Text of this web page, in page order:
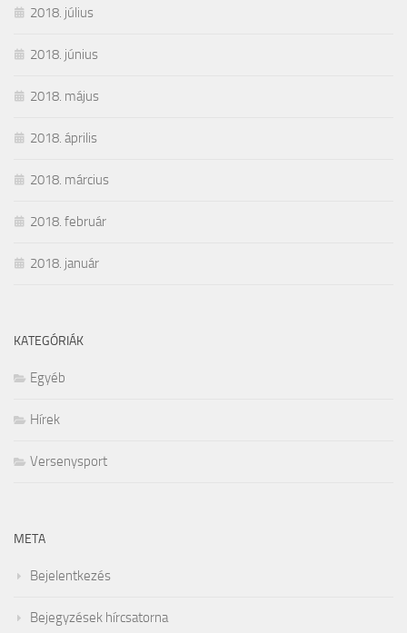
2018. július
2018. június
2018. május
2018. április
2018. március
2018. február
2018. január
KATEGÓRIÁK
Egyéb
Hírek
Versenysport
META
Bejelentkezés
Bejegyzések hírcsatorna